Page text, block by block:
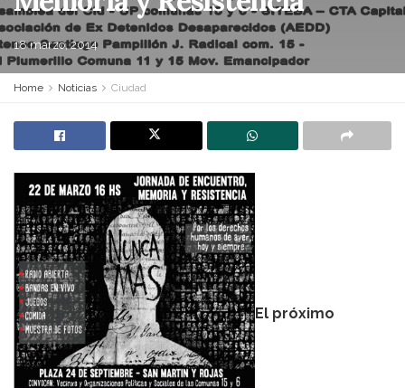
18 marzo, 2014
Home Noticias Ciudad
El próximo